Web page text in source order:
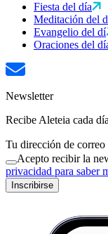
Fiesta del día
Meditación del
Evangelio del dí
Oraciones del
Newsletter
Recibe Aleteia cada
Tu dirección de
Acepto recibir la
privacidad para saber
Inscribirse